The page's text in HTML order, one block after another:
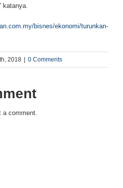
katanya.
bisnes/ekonomi/turunkan-
2018 0 Comments
a comment.